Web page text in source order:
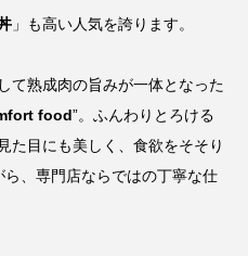
」も高い人気を誇ります。
て熟成肉の旨みが一体となった
food”。ふんわりとろける
た目にも美しく、食欲をそそり
、専門店ならではの丁寧な仕